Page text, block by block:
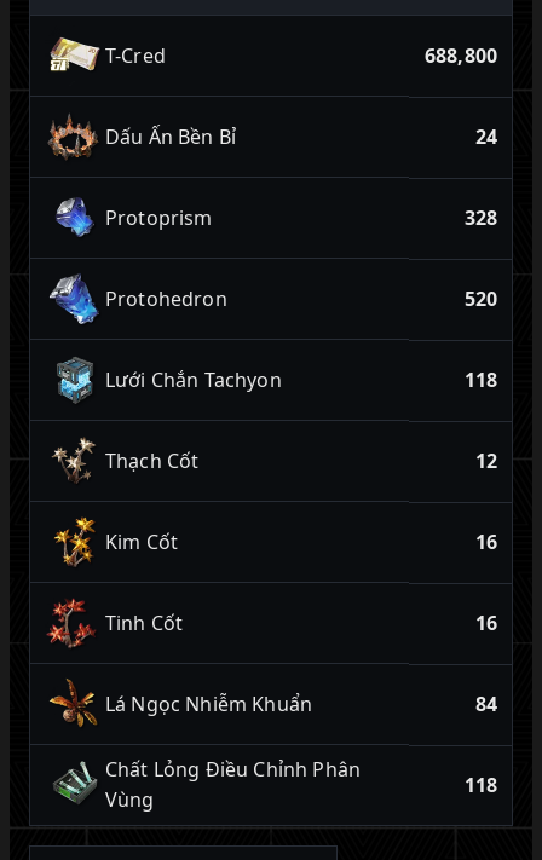
T-Cred 688,800
Dấu Ấn Bền Bỉ 24
Protoprism 328
Protohedron 520
Lưới Chắn Tachyon 118
Thạch Cốt 12
Kim Cốt 16
Tinh Cốt 16
Lá Ngọc Nhiễm Khuẩn 84
Chất Lỏng Điều Chỉnh Phân
Vùng
118